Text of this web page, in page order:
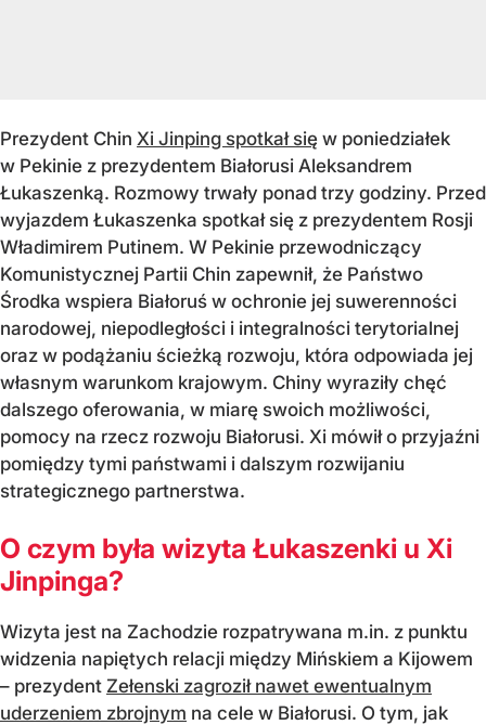
Prezydent Chin Xi Jinping spotkał się w poniedziałek
w Pekinie z prezydentem Białorusi Aleksandrem
Łukaszenką. Rozmowy trwały ponad trzy godziny. Przed
wyjazdem Łukaszenka spotkał się z prezydentem Rosji
Władimirem Putinem. W Pekinie przewodniczący
Komunistycznej Partii Chin zapewnił, że Państwo
Środka wspiera Białoruś w ochronie jej suwerenności
narodowej, niepodległości i integralności terytorialnej
oraz w podążaniu ścieżką rozwoju, która odpowiada jej
własnym warunkom krajowym. Chiny wyraziły chęć
dalszego oferowania, w miarę swoich możliwości,
pomocy na rzecz rozwoju Białorusi. Xi mówił o przyjaźni
pomiędzy tymi państwami i dalszym rozwijaniu
strategicznego partnerstwa.
O czym była wizyta Łukaszenki u Xi
Jinpinga?
Wizyta jest na Zachodzie rozpatrywana m.in. z punktu
widzenia napiętych relacji między Mińskiem a Kijowem
– prezydent Zełenski zagroził nawet ewentualnym
uderzeniem zbrojnym na cele w Białorusi. O tym, jak